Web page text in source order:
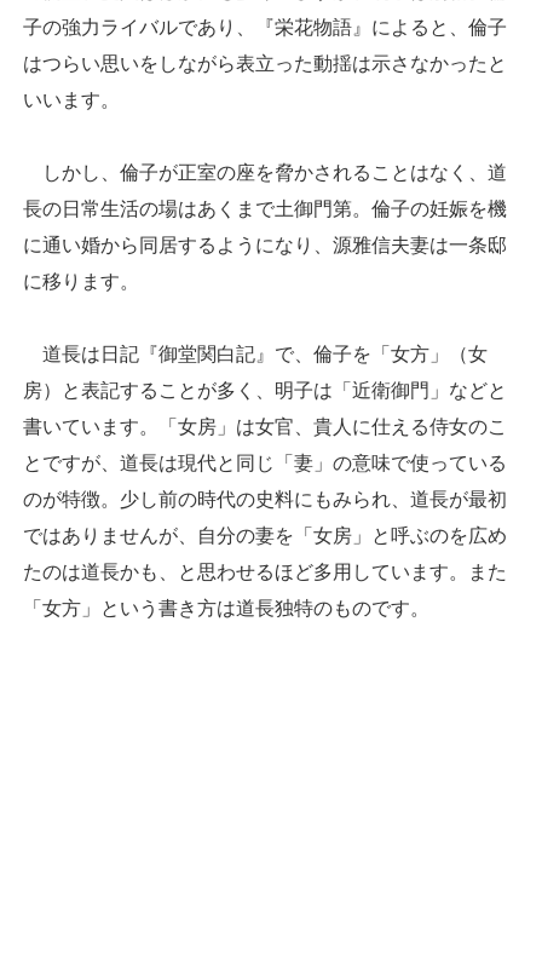
子の強力ライバルであり、『栄花物語』によると、倫子
はつらい思いをしながら表立った動揺は示さなかったと
いいます。
しかし、倫子が正室の座を脅かされることはなく、道
長の日常生活の場はあくまで土御門第。倫子の妊娠を機
に通い婚から同居するようになり、源雅信夫妻は一条邸
に移ります。
道長は日記『御堂関白記』で、倫子を「女方」（女
房）と表記することが多く、明子は「近衛御門」などと
書いています。「女房」は女官、貴人に仕える侍女のこ
とですが、道長は現代と同じ「妻」の意味で使っている
のが特徴。少し前の時代の史料にもみられ、道長が最初
ではありませんが、自分の妻を「女房」と呼ぶのを広め
たのは道長かも、と思わせるほど多用しています。また
「女方」という書き方は道長独特のものです。